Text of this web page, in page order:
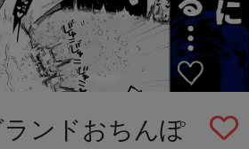
ンドおちんぽ